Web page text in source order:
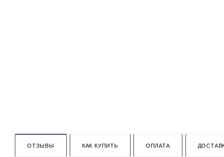
ОТЗЫВЫ КАК КУПИТЬ ОПЛАТА